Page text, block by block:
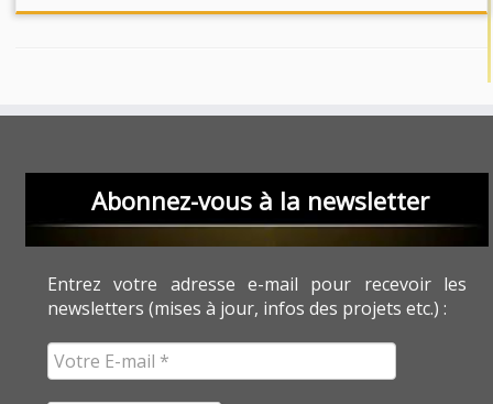
Abonnez-vous à la newsletter
Entrez votre adresse e-mail pour recevoir les
newsletters (mises à jour, infos des projets etc.) :